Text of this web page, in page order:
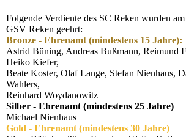
Folgende Verdiente des SC Reken wurden
GSV Reken geehrt:
Bronze - Ehrenamt (mindestens 15 Jahre):
Astrid Büning, Andreas Bußmann, Reimund
Heiko Kiefer,
Beate Koster, Olaf Lange, Stefan Nienhaus,
Wahlers,
Reinhard Woydanowitz
Silber - Ehrenamt (mindestens 25 Jahre)
Michael Nienhaus
Gold - Ehrenamt (mindestens 30 Jahre)